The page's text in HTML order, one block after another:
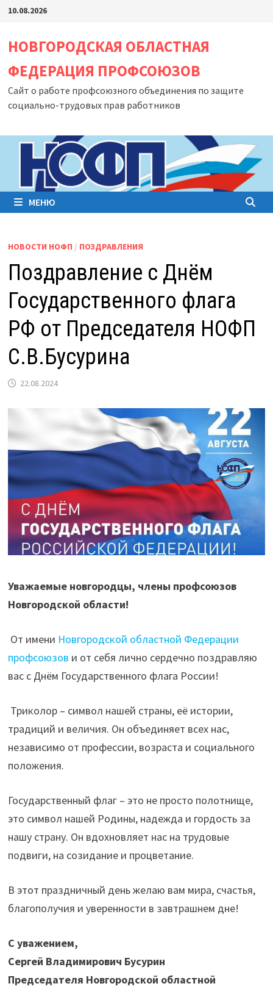
Перейти
содержимому
10.08.2026
НОВГОРОДСКАЯ ОБЛАСТНАЯ
ФЕДЕРАЦИЯ ПРОФСОЮЗОВ
Сайт о работе профсоюзного объединения по защите
социально-трудовых прав работников
МЕНЮ
НОВОСТИ НОФП / ПОЗДРАВЛЕНИЯ
Поздравление с Днём
Государственного флага
РФ от Председателя НОФП
С.В.Бусурина
22.08.2024
Уважаемые новгородцы, члены профсоюзов
Новгородской области!
От имени Новгородской областной Федерации
профсоюзов и от себя лично сердечно поздравляю
вас с Днём Государственного флага России!
Триколор – символ нашей страны, её истории,
традиций и величия. Он объединяет всех нас,
независимо от профессии, возраста и социального
положения.
Государственный флаг – это не просто полотнище,
это символ нашей Родины, надежда и гордость за
нашу страну. Он вдохновляет нас на трудовые
подвиги, на созидание и процветание.
В этот праздничный день желаю вам мира, счастья,
благополучия и уверенности в завтрашнем дне!
С уважением,
Сергей Владимирович Бусурин
Председателя Новгородской областной